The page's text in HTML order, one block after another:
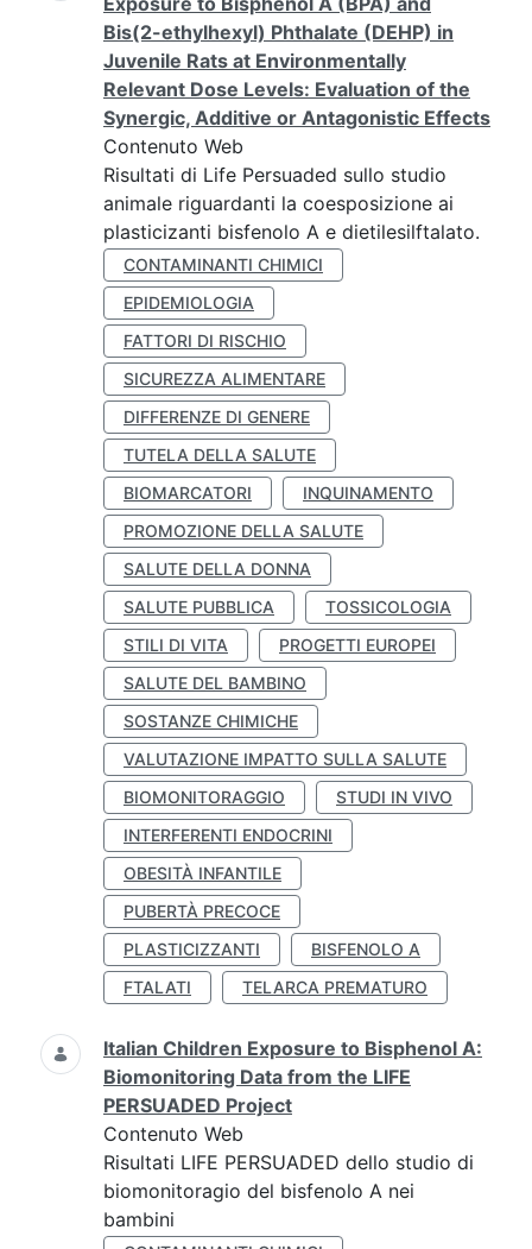
Bis(2-ethylhexyl) Phthalate (DEHP) in
Juvenile Rats at Environmentally
Relevant Dose Levels: Evaluation of the
Synergic, Additive or Antagonistic Effects
Contenuto Web
Risultati di Life Persuaded sullo studio
animale riguardanti la coesposizione ai
plasticizanti bisfenolo A e dietilesilftalato.
CONTAMINANTI CHIMICI
EPIDEMIOLOGIA
FATTORI DI RISCHIO
SICUREZZA ALIMENTARE
DIFFERENZE DI GENERE
TUTELA DELLA SALUTE
BIOMARCATORI
INQUINAMENTO
PROMOZIONE DELLA SALUTE
SALUTE DELLA DONNA
SALUTE PUBBLICA
TOSSICOLOGIA
STILI DI VITA
PROGETTI EUROPEI
SALUTE DEL BAMBINO
SOSTANZE CHIMICHE
VALUTAZIONE IMPATTO SULLA SALUTE
BIOMONITORAGGIO
STUDI IN VIVO
INTERFERENTI ENDOCRINI
OBESITÀ INFANTILE
PUBERTÀ PRECOCE
PLASTICIZZANTI
BISFENOLO A
FTALATI
TELARCA PREMATURO
Italian Children Exposure to Bisphenol A:
Biomonitoring Data from the LIFE
PERSUADED Project
Contenuto Web
Risultati LIFE PERSUADED dello studio di
biomonitoragio del bisfenolo A nei
bambini